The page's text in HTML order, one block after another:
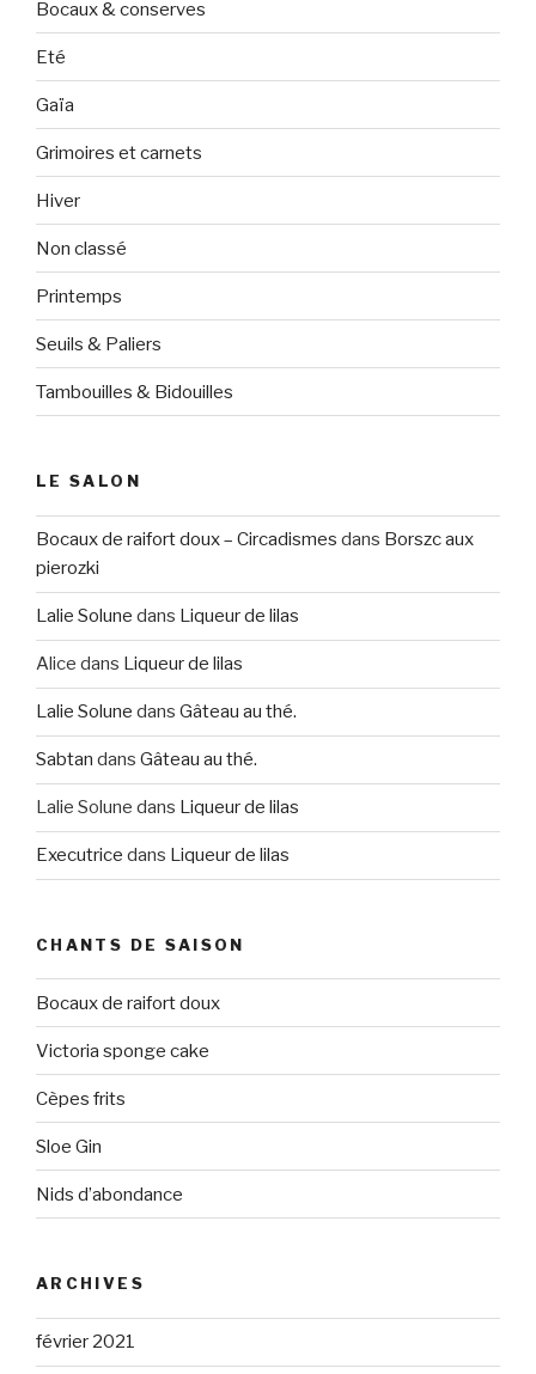
Bocaux & conserves
Eté
Gaïa
Grimoires et carnets
Hiver
Non classé
Printemps
Seuils & Paliers
Tambouilles & Bidouilles
LE SALON
Bocaux de raifort doux – Circadismes dans Borszc aux
pierozki
Lalie Solune dans Liqueur de lilas
Alice dans Liqueur de lilas
Lalie Solune dans Gâteau au thé.
Sabtan dans Gâteau au thé.
Lalie Solune dans Liqueur de lilas
Executrice dans Liqueur de lilas
CHANTS DE SAISON
Bocaux de raifort doux
Victoria sponge cake
Cèpes frits
Sloe Gin
Nids d’abondance
ARCHIVES
février 2021